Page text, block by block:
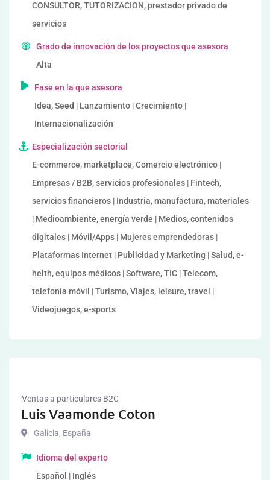
CONSULTOR, TUTORIZACION, prestador privado de
servicios
Grado de innovación de los proyectos que asesora
Alta
Fase en la que asesora
Idea, Seed | Lanzamiento | Crecimiento |
Internacionalización
Especialización sectorial
E-commerce, marketplace, Comercio electrónico |
Empresas / B2B, servicios profesionales | Fintech,
servicios financieros | Industria, manufactura, materiales
| Medioambiente, energía verde | Medios, contenidos
digitales | Móvil/Apps | Mujeres emprendedoras |
Plataformas Internet | Publicidad y Marketing | Salud, e-
helth, equipos médicos | Software, TIC | Telecom,
telefonía móvil | Turismo, Viajes, leisure, travel |
Videojuegos, e-sports
Ventas a particulares B2C
Luis Vaamonde Coton
Galicia, España
Idioma del experto
Español | Inglés